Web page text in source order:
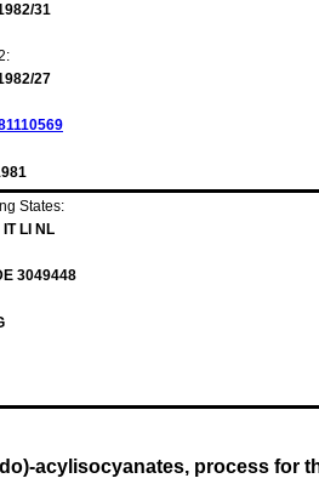
31
27
States:
LI NL
3049448
acylisocyanates, process for